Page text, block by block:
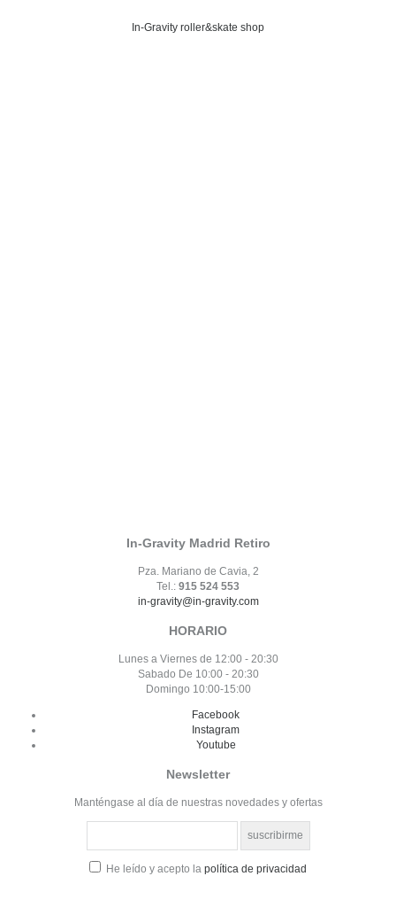
In-Gravity roller&skate shop
In-Gravity Madrid Retiro
Pza. Mariano de Cavia, 2
Tel.: 915 524 553
in-gravity@in-gravity.com
HORARIO
Lunes a Viernes de 12:00 - 20:30
Sabado De 10:00 - 20:30
Domingo 10:00-15:00
Facebook
Instagram
Youtube
Newsletter
Manténgase al día de nuestras novedades y ofertas
He leído y acepto la política de privacidad